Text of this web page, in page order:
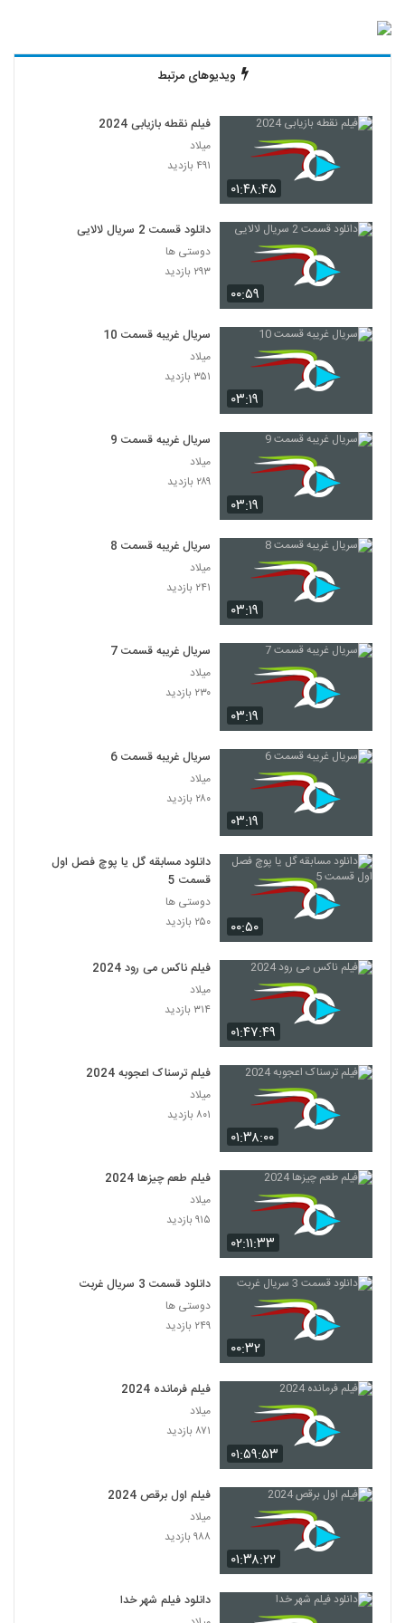
ویدیوهای مرتبط
۰۱:۴۸:۴۵
فیلم نقطه بازیابی 2024
میلاد
۴۹۱ بازدید
۰۰:۵۹
دانلود قسمت 2 سریال لالایی
دوستی ها
۲۹۳ بازدید
۰۳:۱۹
سریال غریبه قسمت 10
میلاد
۳۵۱ بازدید
۰۳:۱۹
سریال غریبه قسمت 9
میلاد
۲۸۹ بازدید
۰۳:۱۹
سریال غریبه قسمت 8
میلاد
۲۴۱ بازدید
۰۳:۱۹
سریال غریبه قسمت 7
میلاد
۲۳۰ بازدید
۰۳:۱۹
سریال غریبه قسمت 6
میلاد
۲۸۰ بازدید
۰۰:۵۰
دانلود مسابقه گل یا پوچ فصل اول
قسمت 5
دوستی ها
۲۵۰ بازدید
۰۱:۴۷:۴۹
فیلم ناکس می رود 2024
میلاد
۳۱۴ بازدید
۰۱:۳۸:۰۰
فیلم ترسناک اعجوبه 2024
میلاد
۸۰۱ بازدید
۰۲:۱۱:۳۳
فیلم طعم چیزها 2024
میلاد
۹۱۵ بازدید
۰۰:۳۲
دانلود قسمت 3 سریال غربت
دوستی ها
۲۴۹ بازدید
۰۱:۵۹:۵۳
فیلم فرمانده 2024
میلاد
۸۷۱ بازدید
۰۱:۳۸:۲۲
فیلم اول برقص 2024
میلاد
۹۸۸ بازدید
دانلود فیلم شهر خدا